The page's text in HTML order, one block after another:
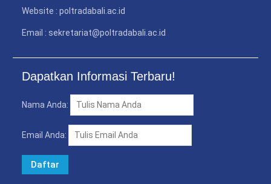
PELAKSANAAN
TRIWULAN II TAHUN 2026
Melaksanakan Review I
Dokumen Re-Akreditasi
Program Studi Diploma III
Jalan
Poltrada Bali Gelar Kuliah
Umum “Elnusa Petrofin
Website : poltradabali.ac.id
Email : sekretariat@poltradabali.ac.id
Dapatkan Informasi Terbaru!
Nama Anda:
Email Anda: